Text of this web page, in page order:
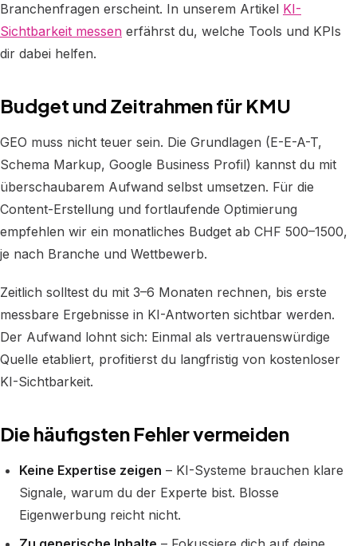
Branchenfragen erscheint. In unserem Artikel KI-
Sichtbarkeit messen erfährst du, welche Tools und KPIs
dir dabei helfen.
Budget und Zeitrahmen für KMU
GEO muss nicht teuer sein. Die Grundlagen (E-E-A-T,
Schema Markup, Google Business Profil) kannst du mit
überschaubarem Aufwand selbst umsetzen. Für die
Content-Erstellung und fortlaufende Optimierung
empfehlen wir ein monatliches Budget ab CHF 500–1500,
je nach Branche und Wettbewerb.
Zeitlich solltest du mit 3–6 Monaten rechnen, bis erste
messbare Ergebnisse in KI-Antworten sichtbar werden.
Der Aufwand lohnt sich: Einmal als vertrauenswürdige
Quelle etabliert, profitierst du langfristig von kostenloser
KI-Sichtbarkeit.
Die häufigsten Fehler vermeiden
Keine Expertise zeigen – KI-Systeme brauchen klare
Signale, warum du der Experte bist. Blosse
Eigenwerbung reicht nicht.